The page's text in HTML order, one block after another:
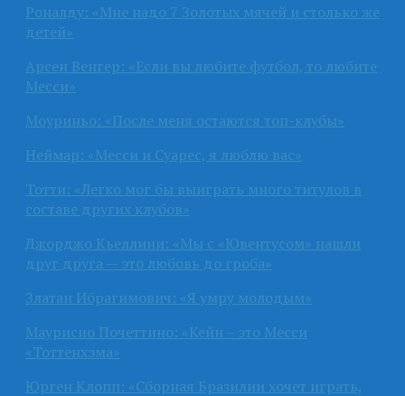
Роналду: «Мне надо 7 Золотых мячей и столько же
детей»
Арсен Венгер: «Если вы любите футбол, то любите
Месси»
Моуриньо: «После меня остаются топ-клубы»
Неймар: «Месси и Суарес, я люблю вас»
Тотти: «Легко мог бы выиграть много титулов в
составе других клубов»
Джорджо Кьеллини: «Мы с «Ювентусом» нашли
друг друга — это любовь до гроба»
Златан Ибрагимович: «Я умру молодым»
Маурисио Почеттино: «Кейн – это Месси
«Тоттенхэма»
Юрген Клопп: «Сборная Бразилии хочет играть,